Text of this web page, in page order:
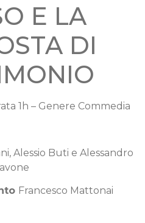
E LA
DI
1h – Genere Commedia
Alessio Buti e Alessandro
Francesco Mattonai